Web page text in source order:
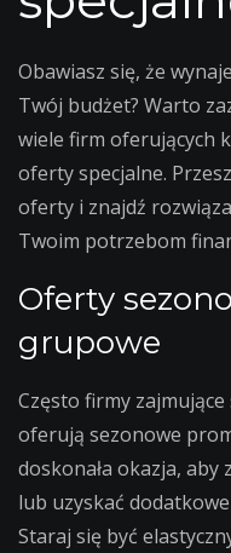
Obawiasz się, że
Twój budżet? Warto
wiele firm oferujących
oferty specjalne.
oferty i znajdź
Twoim potrzebom
Oferty
grupowe
Często firmy
oferują sezonowe
doskonała okazja, aby
lub uzyskać
Staraj się być